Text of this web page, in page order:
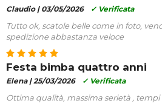
Claudio | 03/05/2026 ✓ Verificata
Tutto ok, scatole belle come in foto,
spedizione abbastanza veloce
Festa bimba quattro anni
Elena |25/03/2026 ✓ Verificata
Ottima qualità, massima serietà , tempi